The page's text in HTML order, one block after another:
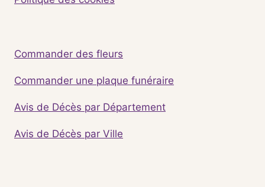
Commander des fleurs
Commander une plaque funéraire
Avis de Décès par Département
Avis de Décès par Ville